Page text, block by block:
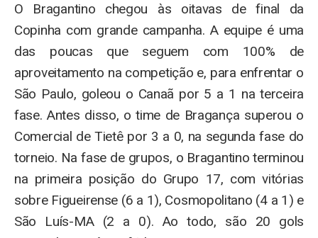
O Bragantino chegou às oitavas de final da
Copinha com grande campanha. A equipe é uma
das poucas que seguem com 100% de
aproveitamento na competição e, para enfrentar o
São Paulo, goleou o Canaã por 5 a 1 na terceira
fase. Antes disso, o time de Bragança superou o
Comercial de Tietê por 3 a 0, na segunda fase do
torneio. Na fase de grupos, o Bragantino terminou
na primeira posição do Grupo 17, com vitórias
sobre Figueirense (6 a 1), Cosmopolitano (4 a 1) e
São Luís-MA (2 a 0). Ao todo, são 20 gols